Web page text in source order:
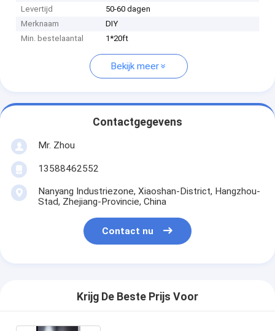
Levertijd
50-60 dagen
Merknaam
DIY
Min. bestelaantal
1*20ft
Bekijk meer
Contactgegevens
Mr. Zhou
13588462552
Nanyang Industriezone, Xiaoshan-District, Hangzhou-
Stad, Zhejiang-Provincie, China
Contact nu
Krijg De Beste Prijs Voor